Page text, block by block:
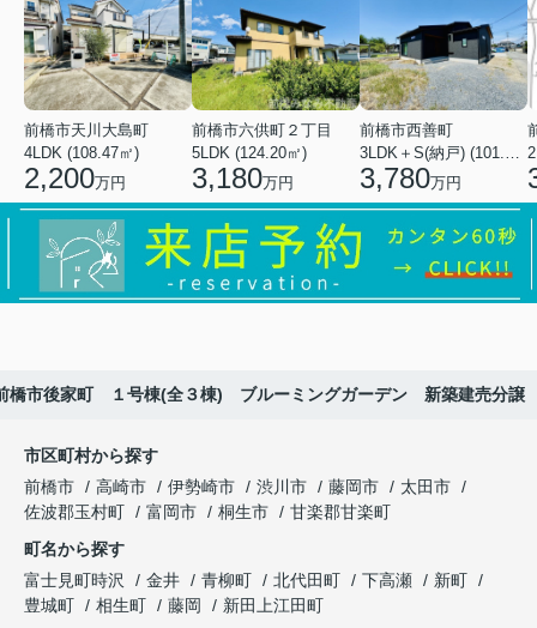
前橋市天川大島町
4LDK (108.47㎡)
2,200万円
前橋市六供町２丁目
5LDK (124.20㎡)
3,180万円
前橋市西善町
3,780万円
橋市後家町 １号棟(全３棟) ブルーミングガーデン 新築建売分譲
市区町村から探す
前橋市
高崎市 伊勢崎市 渋川市 藤岡市
太田市
佐波郡玉村町
富岡市 桐生市
甘楽郡甘楽町
町名から探す
富士見町時沢
金井 青柳町 北代田町 下高瀬
新町
豊城町
相生町 藤岡
新田上江田町